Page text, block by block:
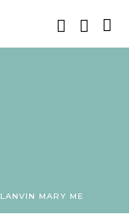
LANVIN MARY ME